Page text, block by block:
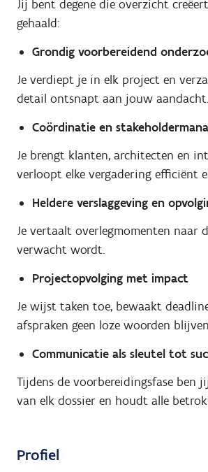
Jij bent degene die overzicht
gehaald:
Grondig voorbereidend
Je verdiept je in elk project en
detail ontsnapt aan jouw aandacht.
Coördinatie en
Je brengt klanten, architecten en
verloopt elke vergadering efficiënt
Heldere verslaggeving en
Je vertaalt overlegmomenten naar
verwacht wordt.
Projectopvolging met impact
Je wijst taken toe, bewaakt
afspraken geen loze woorden
Communicatie als sleutel tot
Tijdens de voorbereidingsfase ben
van elk dossier en houdt alle
Profiel